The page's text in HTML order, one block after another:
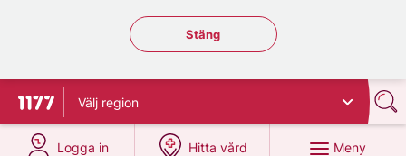
Stäng regionsväljaren
Stäng
Till startsidan för 1177
Välj region
Logga in
på 1177.se
Hitta vård
på 1177.se
Meny